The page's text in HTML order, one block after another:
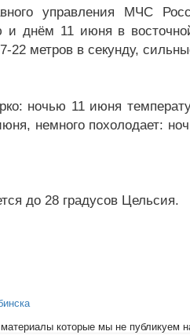
управления МЧС
и днём 11 июня в
22 метров в секунду,
ночью 11 июня
немного похолодает:
до 28 градусов Цельсия.
которые мы не публикуем